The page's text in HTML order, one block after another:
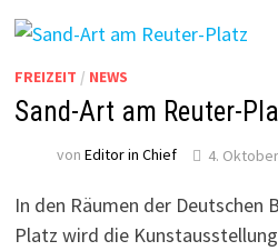
FREIZEIT / NEWS
Sand-Art am Reuter-
von Editor in Chief 4.
In den Räumen der Deutschen
Platz wird die